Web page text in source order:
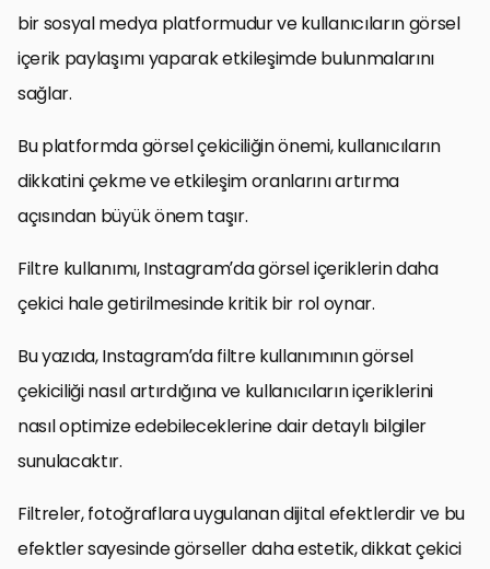
bir sosyal medya platformudur ve kullanıcıların görsel
içerik paylaşımı yaparak etkileşimde bulunmalarını
sağlar.
Bu platformda görsel çekiciliğin önemi, kullanıcıların
dikkatini çekme ve etkileşim oranlarını artırma
açısından büyük önem taşır.
Filtre kullanımı, Instagram’da görsel içeriklerin daha
çekici hale getirilmesinde kritik bir rol oynar.
Bu yazıda, Instagram’da filtre kullanımının görsel
çekiciliği nasıl artırdığına ve kullanıcıların içeriklerini
nasıl optimize edebileceklerine dair detaylı bilgiler
sunulacaktır.
Filtreler, fotoğraflara uygulanan dijital efektlerdir ve bu
efektler sayesinde görseller daha estetik, dikkat çekici